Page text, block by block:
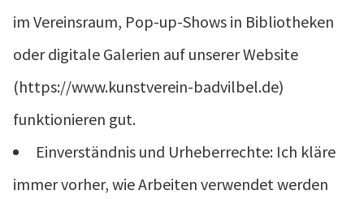
im Vereinsraum, Pop-up-Shows in Bibliotheken
oder digitale Galerien auf unserer Website
(https://www.kunstverein-badvilbel.de)
funktionieren gut.
Einverständnis und Urheberrechte: Ich kläre
immer vorher, wie Arbeiten verwendet werden